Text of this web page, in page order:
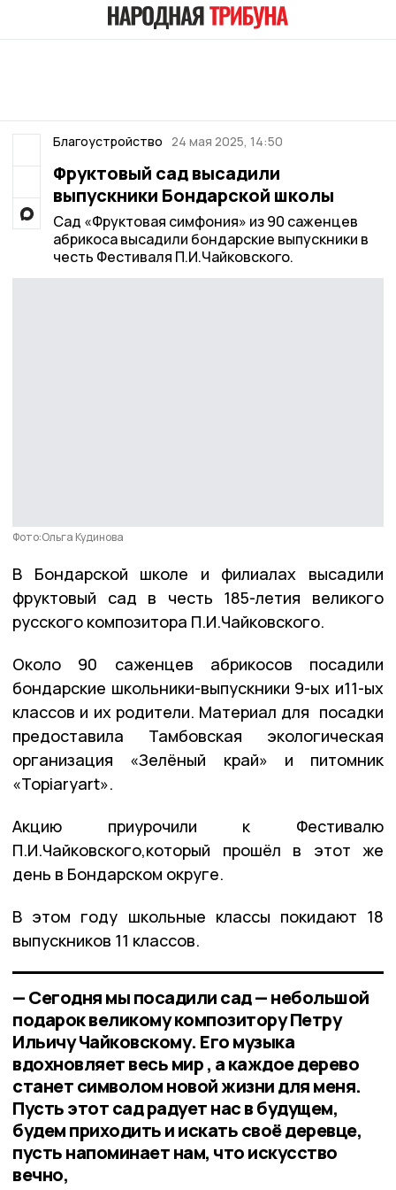
Благоустройство 24 мая 2025, 14:50
Фруктовый сад высадили
выпускники Бондарской школы
Сад «Фруктовая симфония» из 90 саженцев
абрикоса высадили бондарские выпускники в
честь Фестиваля П.И.Чайковского.
Фото:Ольга Кудинова
В Бондарской школе и филиалах высадили
фруктовый сад в честь 185-летия великого
русского композитора П.И.Чайковского.
Около 90 саженцев абрикосов посадили
бондарские школьники-выпускники 9-ых и11-ых
классов и их родители. Материал для посадки
предоставила Тамбовская экологическая
организация «Зелёный край» и питомник
«Topiaryart».
Акцию приурочили к Фестивалю
П.И.Чайковского,который прошёл в этот же
день в Бондарском округе.
В этом году школьные классы покидают 18
выпускников 11 классов.
— Сегодня мы посадили сад — небольшой
подарок великому композитору Петру
Ильичу Чайковскому. Его музыка
вдохновляет весь мир , а каждое дерево
станет символом новой жизни для меня.
Пусть этот сад радует нас в будущем,
будем приходить и искать своё деревце,
пусть напоминает нам, что искусство
вечно,